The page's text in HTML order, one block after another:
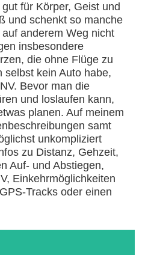
für Körper, Geist und
und schenkt so manche
anderem Weg nicht
insbesondere
die ohne Flüge zu
selbst kein Auto habe,
Bevor man die
und loslaufen kann,
planen. Auf meinem
samt
unkompliziert
zu Distanz, Gehzeit,
Auf- und Abstiegen,
Einkehrmöglichkeiten
Tracks oder einen